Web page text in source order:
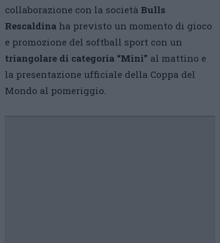
collaborazione con la società Bulls
Rescaldina ha previsto un momento di gioco
e promozione del softball sport con un
triangolare di categoria “Mini” al mattino e
la presentazione ufficiale della Coppa del
Mondo al pomeriggio.